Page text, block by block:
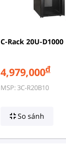
C-Rack 20U-D1000
4,979,000đ
MSP: 3C-R20B10
So sánh